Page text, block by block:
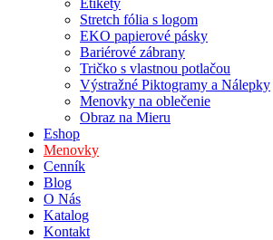
Etikety
Stretch fólia s logom
EKO papierové pásky
Bariérové zábrany
Tričko s vlastnou potlačou
Výstražné Piktogramy a Nálepky
Menovky na oblečenie
Obraz na Mieru
Eshop
Menovky
Cenník
Blog
O Nás
Katalog
Kontakt